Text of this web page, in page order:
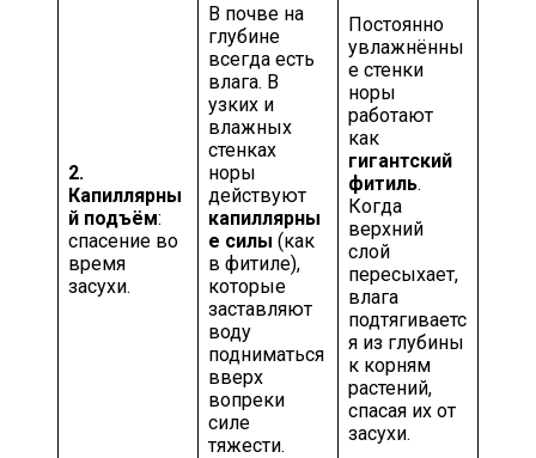
2.
Капиллярны
й подъём:
спасение во
время
засухи.
В почве на
глубине
всегда есть
влага. В
узких и
влажных
стенках
норы
действуют
капиллярны
е силы (как
в фитиле),
которые
заставляют
воду
подниматься
вверх
вопреки
силе
тяжести.
Постоянно
увлажнённы
е стенки
норы
работают
как
гигантский
фитиль.
Когда
верхний
слой
пересыхает,
влага
подтягиваетс
я из глубины
к корням
растений,
спасая их от
засухи.